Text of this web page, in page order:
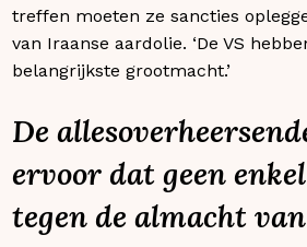
treffen moeten ze sancties
van Iraanse aardolie. ‘De VS
belangrijkste grootmacht.’
De
ervoor dat geen
tegen de almacht